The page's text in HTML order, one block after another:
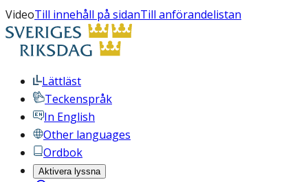
VideoTill innehåll på sidanTill anförandelistan
Lättläst
Teckenspråk
In English
Other languages
Ordbok
Aktivera lyssna